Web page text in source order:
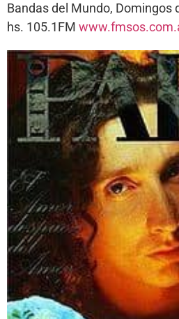
Bandas del Mundo, Domingos
hs. 105.1FM